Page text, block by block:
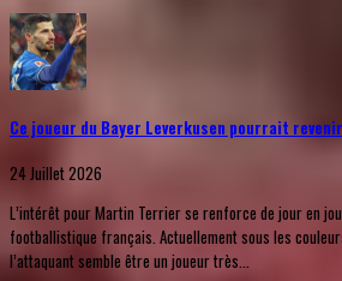
Ce joueur du Bayer Leverkusen pourrait
24 Juillet 2026
L’intérêt pour Martin Terrier se renforce de jour en
footballistique français. Actuellement sous les
l’attaquant semble être un joueur très...